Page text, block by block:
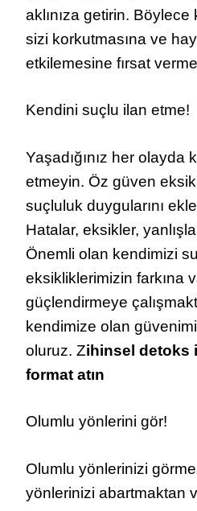
aklınıza getirin. Böylece
sizi korkutmasına ve
etkilemesine fırsat
Kendini suçlu ilan etme!
Yaşadığınız her olayda
etmeyin. Öz güven
suçluluk duygularını
Hatalar, eksikler,
Önemli olan kendimizi
eksikliklerimizin farkına
güçlendirmeye
kendimize olan
oluruz. Zihinsel detoks
format atın
Olumlu yönlerini gör!
Olumlu yönlerinizi
yönlerinizi abartmaktan